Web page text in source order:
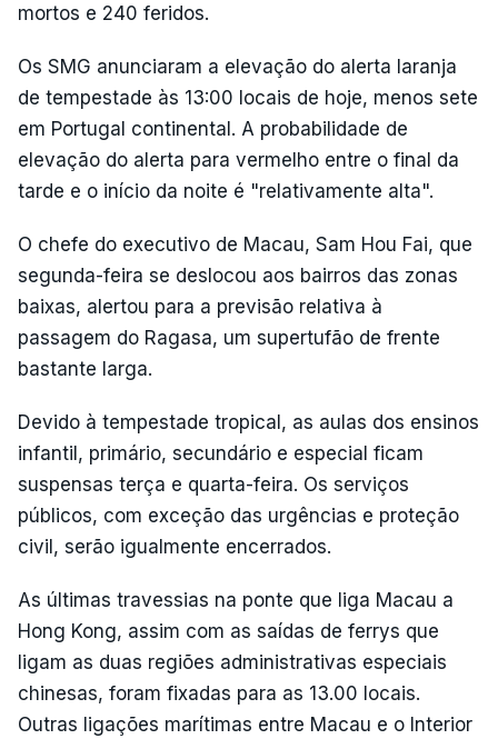
mortos e 240 feridos.
Os SMG anunciaram a elevação do alerta laranja
de tempestade às 13:00 locais de hoje, menos sete
em Portugal continental. A probabilidade de
elevação do alerta para vermelho entre o final da
tarde e o início da noite é "relativamente alta".
O chefe do executivo de Macau, Sam Hou Fai, que
segunda-feira se deslocou aos bairros das zonas
baixas, alertou para a previsão relativa à
passagem do Ragasa, um supertufão de frente
bastante larga.
Devido à tempestade tropical, as aulas dos ensinos
infantil, primário, secundário e especial ficam
suspensas terça e quarta-feira. Os serviços
públicos, com exceção das urgências e proteção
civil, serão igualmente encerrados.
As últimas travessias na ponte que liga Macau a
Hong Kong, assim com as saídas de ferrys que
ligam as duas regiões administrativas especiais
chinesas, foram fixadas para as 13.00 locais.
Outras ligações marítimas entre Macau e o Interior